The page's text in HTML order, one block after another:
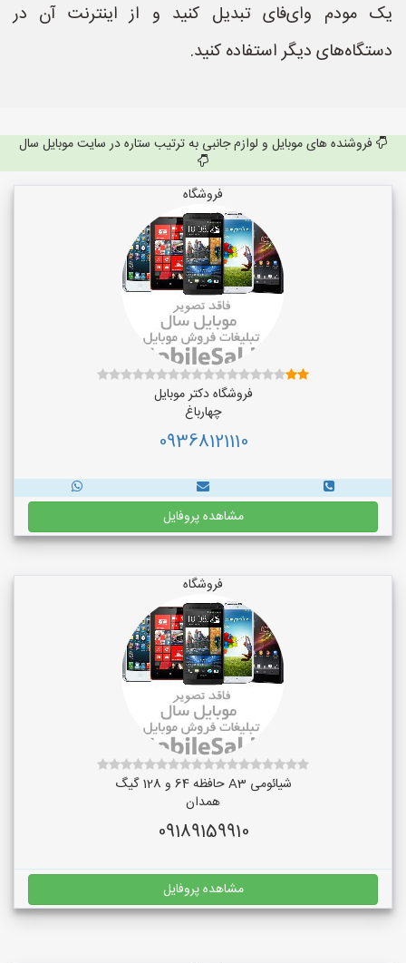
یک مودم وای‌فای تبدیل کنید و از اینترنت آن در
دستگاه‌های دیگر استفاده کنید.
فروشنده های موبایل و لوازم جانبی به ترتیب ستاره در سایت موبایل سال
فروشگاه
فروشگاه دکتر موبایل
چهارباغ
09368121110
مشاهده پروفایل
فروشگاه
شیائومی A3 حافظه 64 و 128 گیگ
همدان
09189159910
مشاهده پروفایل